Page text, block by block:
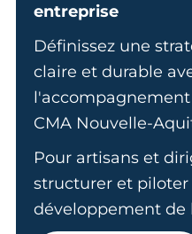
entreprise
Définissez une
claire et durable
CMA Nouvelle-
Pour artisans et
structurer et
développement de